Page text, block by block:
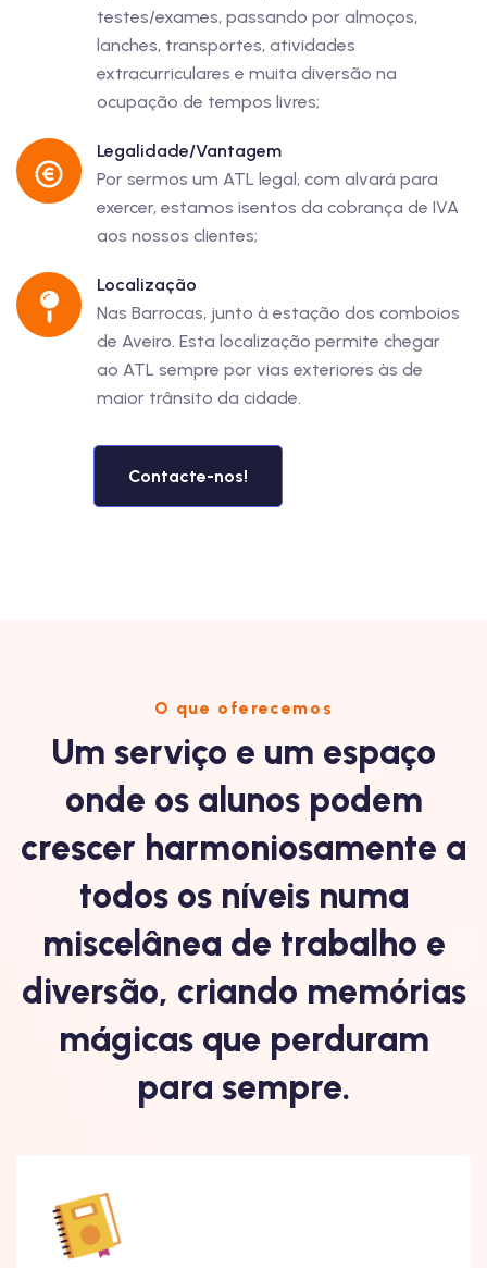
testes/exames, passando por almoços,
lanches, transportes, atividades
extracurriculares e muita diversão na
ocupação de tempos livres;
Legalidade/Vantagem
Por sermos um ATL legal, com alvará para
exercer, estamos isentos da cobrança de IVA
aos nossos clientes;
Localização
Nas Barrocas, junto à estação dos comboios
de Aveiro. Esta localização permite chegar
ao ATL sempre por vias exteriores às de
maior trânsito da cidade.
Contacte-nos!
O que oferecemos
Um serviço e um espaço
onde os alunos podem
crescer harmoniosamente a
todos os níveis numa
miscelânea de trabalho e
diversão, criando memórias
mágicas que perduram
para sempre.